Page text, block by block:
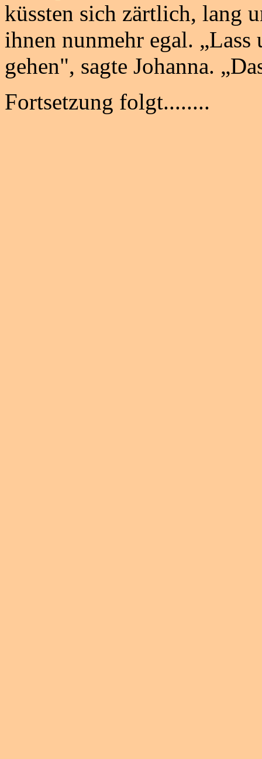
küssten sich zärtlich, lang
ihnen nunmehr egal.
gehen", sagte Johanna.
Fortsetzung folgt........